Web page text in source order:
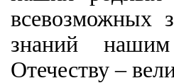
всевозможных
знаний
Отечеству –